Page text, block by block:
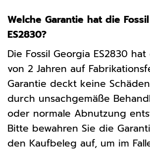
Welche Garantie hat die
ES2830?
Die Fossil Georgia ES2830
von 2 Jahren auf
Garantie deckt keine
durch unsachgemäße
oder normale Abnutzung
Bitte bewahren Sie die
den Kaufbeleg auf, um im